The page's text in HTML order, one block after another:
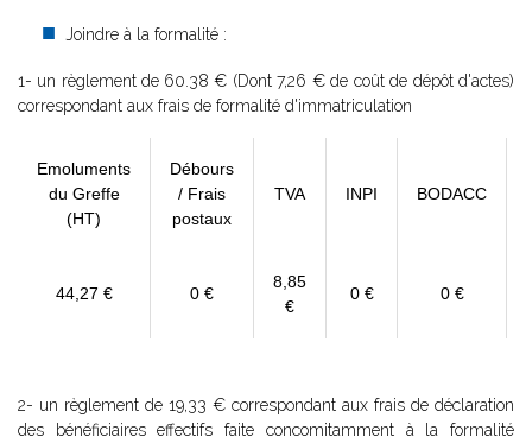
Joindre à la formalité :
1- un règlement de 60.38 € (Dont 7,26 € de coût de dépôt d'actes)
correspondant aux frais de formalité d'immatriculation
Emoluments
du Greffe
(HT)
Débours
/ Frais
postaux
TVA INPI BODACC
44,27 € 0 €
8,85
€
0 € 0 €
2- un règlement de 19,33 € correspondant aux frais de déclaration
des bénéficiaires effectifs faite concomitamment à la formalité